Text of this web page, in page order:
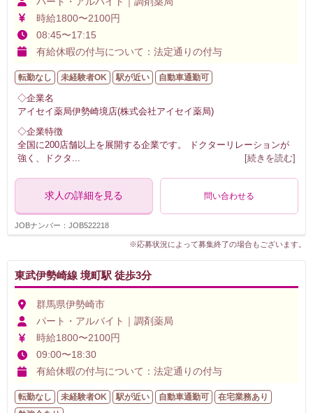
時給1800〜2100円
08:45〜17:15
有給休暇の付与について：法定通りの付与
転勤なし 未経験者OK 駅が近い 自動車通勤可
◇企業名
アイセイ薬局伊勢崎境店(株式会社アイセイ薬局)
◇企業特徴
全国に200店舗以上を展開する企業です。 ドクターリレーションが
強く、ドクタ
[続きを読む]
求人の詳細を見る 問い合わせる
JOBナンバー：JOB522218
※応募状況によって募集終了の場合もございます。
東武伊勢崎線 境町駅 徒歩3分
群馬県伊勢崎市
パート・アルバイト｜調剤薬局
時給1800〜2100円
09:00〜18:30
有給休暇の付与について：法定通りの付与
転勤なし 未経験者OK 駅が近い 自動車通勤可
在宅業務あり